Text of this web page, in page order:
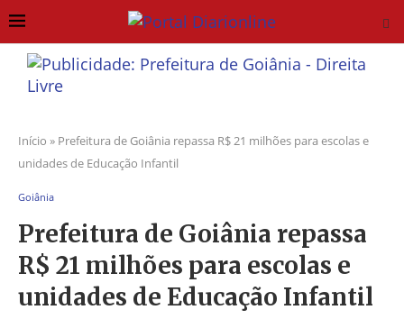
Início » Prefeitura de Goiânia repassa R$ 21 milhões para escolas e
unidades de Educação Infantil
Goiânia
Prefeitura de Goiânia repassa
R$ 21 milhões para escolas e
unidades de Educação Infantil